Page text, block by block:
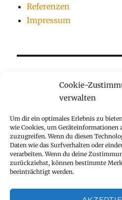
Cookie-
verwalten
Um dir ein optimales Erlebnis zu
wie Cookies, um Geräteinformationen
zuzugreifen. Wenn du diesen
Daten wie das Surfverhalten oder
verarbeiten. Wenn du deine
zurückziehst, können bestimmte
beeinträchtigt werden.
Referenzen
Impressum
Show mit Zauberei und
Kontakt Stephanie